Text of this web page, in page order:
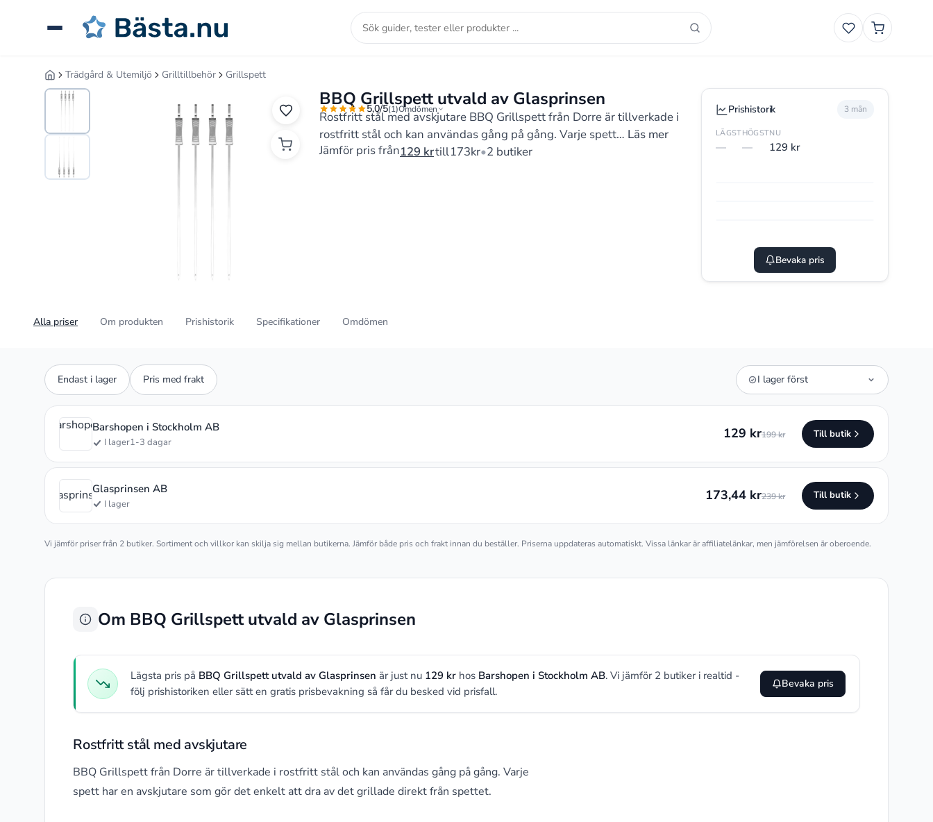
Sök
eller
produkter
...
Favoriter
Smart
Varukorg
Sök
guider,
eller
produkter
...
Hem Trädgård & Utemiljö Grilltillbehör Grillspett
BBQ Grillspett utvald av Glasprinsen
5,0/5(1)Omdömen
Rostfritt stål med avskjutare BBQ Grillspett från Dorre är tillverkade i
rostfritt stål och kan användas gång på gång. Varje spett… Läs mer
Jämför pris från129 krtill173kr 2 butiker
Prishistorik 3 mån
LÄGST
—
HÖGST
—
NU
129 kr
Bevaka pris
Alla priser Om produkten Prishistorik Specifikationer Omdömen
Endast i lager Pris med frakt
Sortera
erbjudanden
I lager först
BarshopenBarshopen i Stockholm AB
I lager1-3 dagar
129 kr199 kr Till butik
GlasprinsenGlasprinsen AB
I lager
173,44 kr239 kr Till butik
Vi jämför priser från 2 butiker. Sortiment och villkor kan skilja sig mellan butikerna. Jämför både pris och frakt innan du beställer. Priserna uppdateras automatiskt. Vissa länkar är affiliatelänkar, men jämförelsen är oberoende.
Om BBQ Grillspett utvald av Glasprinsen
Lägsta pris på BBQ Grillspett utvald av Glasprinsen är just nu 129 kr hos Barshopen i Stockholm AB. Vi jämför 2 butiker i realtid -
följ prishistoriken eller sätt en gratis prisbevakning så får du besked vid prisfall.
Bevaka pris
Rostfritt stål med avskjutare
BBQ Grillspett från Dorre är tillverkade i rostfritt stål och kan användas gång på gång. Varje
spett har en avskjutare som gör det enkelt att dra av det grillade direkt från spettet.